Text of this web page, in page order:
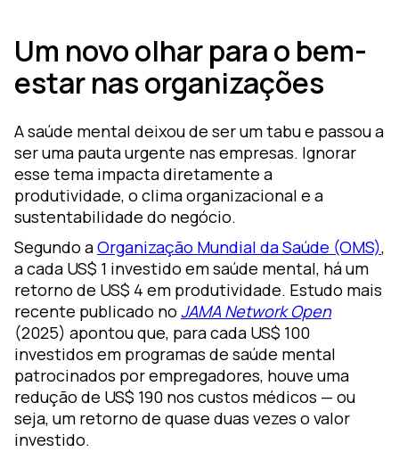
—
Um novo olhar para o bem-
estar nas organizações
A saúde mental deixou de ser um tabu e passou a
ser uma pauta urgente nas empresas. Ignorar
esse tema impacta diretamente a
produtividade, o clima organizacional e a
sustentabilidade do negócio.
Segundo aOrganização Mundial da Saúde (OMS),
a cada US$ 1 investido em saúde mental, há um
retorno de US$ 4 em produtividade. Estudo mais
recente publicado no JAMA Network Open
(2025) apontou que, para cada US$ 100
investidos em programas de saúde mental
patrocinados por empregadores, houve uma
redução de US$ 190 nos custos médicos — ou
seja, um retorno de quase duas vezes o valor
investido.